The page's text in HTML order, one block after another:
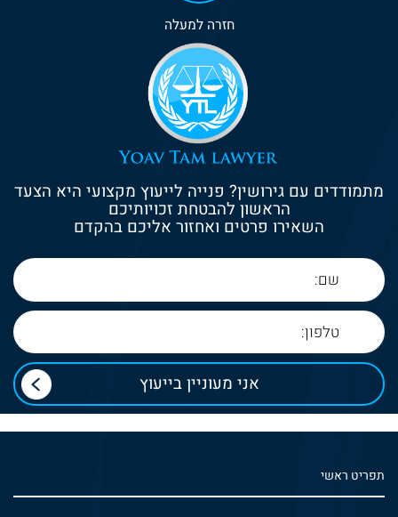
חזרה למעלה
מתמודדים עם גירושין? פנייה לייעוץ מקצועי היא הצעד
הראשון להבטחת זכויותיכם
השאירו פרטים ואחזור אליכם בהקדם
תפריט ראשי